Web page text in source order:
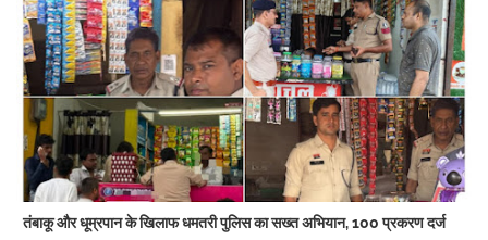
तंबाकू और धूम्रपान के खिलाफ धमतरी पुलिस का सख्त अभियान, 100 प्रकरण दर्ज